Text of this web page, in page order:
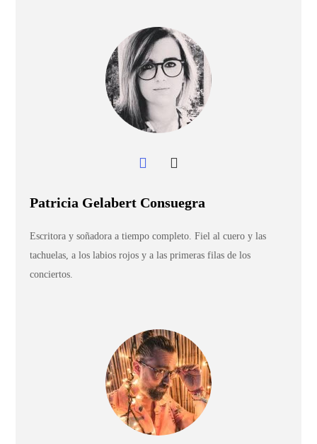
Patricia Gelabert Consuegra
Escritora y soñadora a tiempo completo. Fiel al cuero y las
tachuelas, a los labios rojos y a las primeras filas de los
conciertos.